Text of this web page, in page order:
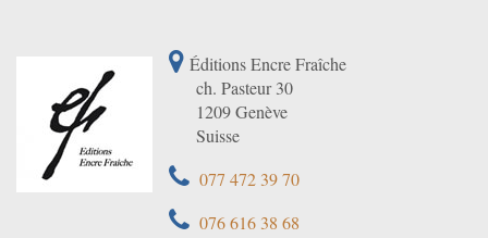
Éditions Encre Fraîche
ch. Pasteur 30
1209 Genève
Suisse
077 472 39 70
076 616 38 68